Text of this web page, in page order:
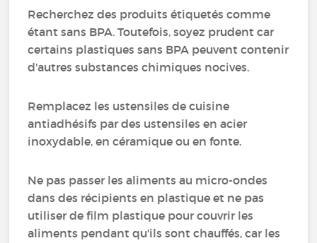
Recherchez des produits étiquetés comme
étant sans BPA. Toutefois, soyez prudent car
certains plastiques sans BPA peuvent contenir
d'autres substances chimiques nocives.
Remplacez les ustensiles de cuisine
antiadhésifs par des ustensiles en acier
inoxydable, en céramique ou en fonte.
Ne pas passer les aliments au micro-ondes
dans des récipients en plastique et ne pas
utiliser de film plastique pour couvrir les
aliments pendant qu'ils sont chauffés, car les